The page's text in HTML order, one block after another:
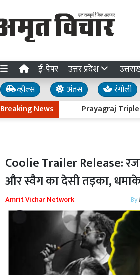
ई-पेपर उत्तर प्रदेश
व्हील्स अंतस रंगोली
Breaking News
Prayagraj Triple
Coolie Trailer Release:
और स्वैग का देसी तड़का,
Amrit Vichar Network By